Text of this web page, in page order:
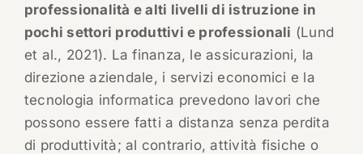
professionalità e alti livelli di istruzione in
pochi settori produttivi e professionali (Lund
et al., 2021). La finanza, le assicurazioni, la
direzione aziendale, i servizi economici e la
tecnologia informatica prevedono lavori che
possono essere fatti a distanza senza perdita
di produttività; al contrario, attività fisiche o